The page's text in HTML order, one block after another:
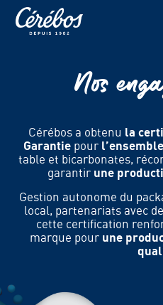
Nos
Cérébos a obtenu la
Garantie pour
table et bicarbonates,
garantir une
Gestion autonome du
local, partenariats avec
cette certification
marque pour une